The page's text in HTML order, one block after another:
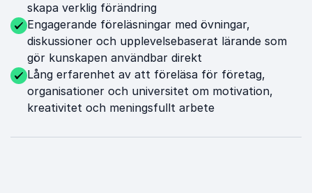
skapa verklig förändring
Engagerande föreläsningar med övningar,
diskussioner och upplevelsebaserat lärande som
gör kunskapen användbar direkt
Lång erfarenhet av att föreläsa för företag,
organisationer och universitet om motivation,
kreativitet och meningsfullt arbete